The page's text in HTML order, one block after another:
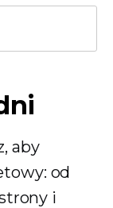
aby
od
i